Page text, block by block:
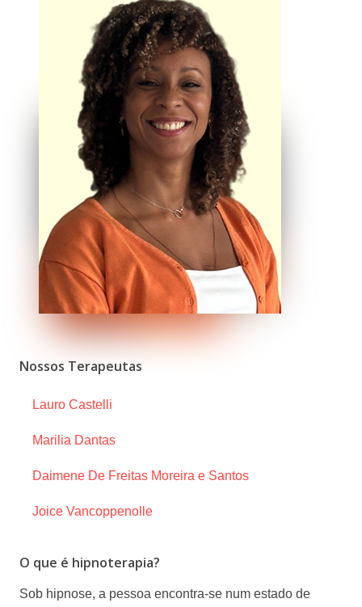
Nossos Terapeutas
Lauro Castelli
Marilia Dantas
Daimene De Freitas Moreira e Santos
Joice Vancoppenolle
O que é hipnoterapia?
Sob hipnose, a pessoa encontra-se num estado de